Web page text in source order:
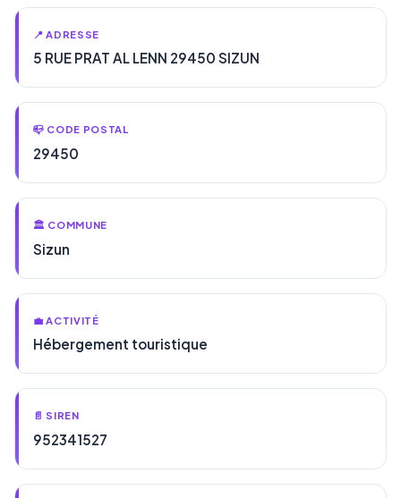
📍 ADRESSE
5 RUE PRAT AL LENN 29450 SIZUN
📪 CODE POSTAL
29450
🏛️ COMMUNE
Sizun
💼 ACTIVITÉ
Hébergement touristique
📄 SIREN
952341527